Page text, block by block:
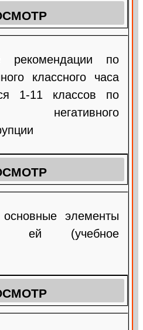
рекомендации по
классного часа
1-11 классов по
негативного
элементы
ей (учебное